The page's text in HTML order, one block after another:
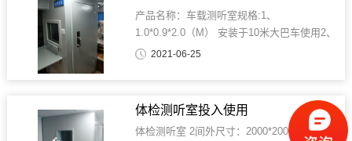
产品名称：车载测听室规格:1、
1.0*0.9*2.0（M） 安装于10米大巴车使用2、
1.0*0.9*1.9(M) 安装于8米大巴车使用车载测
室的声学指标...
2021-06-25
体检测听室投入使用
体检测听室 2间外尺寸：2000*2000*2500